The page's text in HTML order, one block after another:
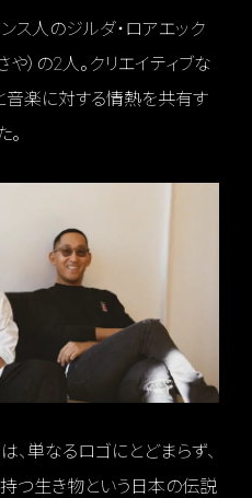
ス人のジルダ・ロアエック
）の2人。クリエイティブな
音楽に対する情熱を共有す
、単なるロゴにとどまらず、
つ生き物という日本の伝説